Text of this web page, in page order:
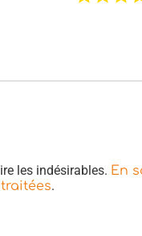
les indésirables. En
.